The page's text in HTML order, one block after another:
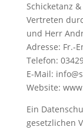
Schicketanz
Vertreten
und Herr
Adresse: Fr.-
Telefon:
E-Mail:
Website:
Ein
gesetzlichen